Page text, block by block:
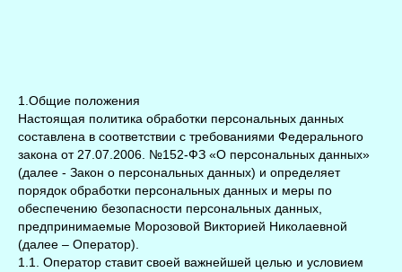
1.О бщие положения
Настоящая политика обработки персональных данных
составлена в соответствии с требованиями Федерального
закона от 27.07.2006. №152-ФЗ «О персональных данных»
(далее - Закон о персональных данных) и определяет
порядок обработки персональных данных и меры по
обеспечению безопасности персональных данных,
предпринимаемые Морозовой Викторией Николаевной
(далее – Оператор).
1.1. Оператор ставит своей важнейшей целью и условием